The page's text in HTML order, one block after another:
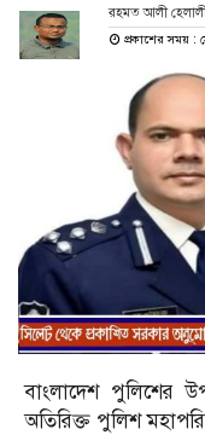
রহমত আলী
প্রকাশের সময় :
বাংলাদেশ পুলিশের
অতিরিক্ত পুলিশ